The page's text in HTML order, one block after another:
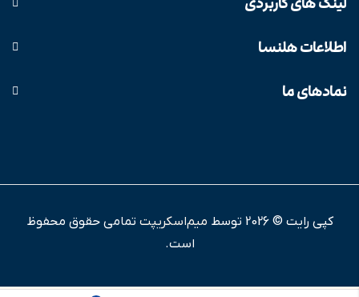
اطلاعات هلنسا
نمادهای ما
کپی رایت © 2026 توسط میم‌اسکریپت تمامی حقوق محفوظ
است.